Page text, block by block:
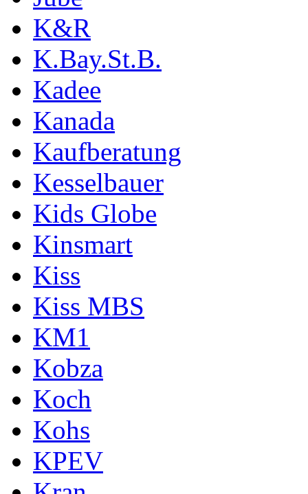
K&R
K.Bay.St.B.
Kadee
Kanada
Kaufberatung
Kesselbauer
Kids Globe
Kinsmart
Kiss
Kiss MBS
KM1
Kobza
Koch
Kohs
KPEV